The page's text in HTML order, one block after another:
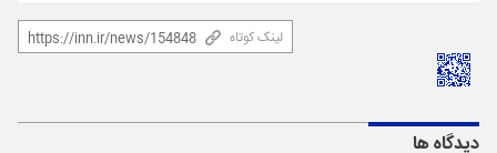
لینک کوتاه
دیدگاه ها